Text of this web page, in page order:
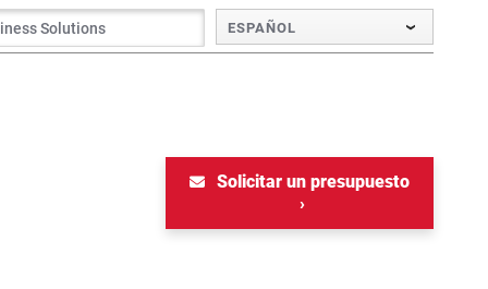
ESPAÑOL
Solicitar un presupuesto